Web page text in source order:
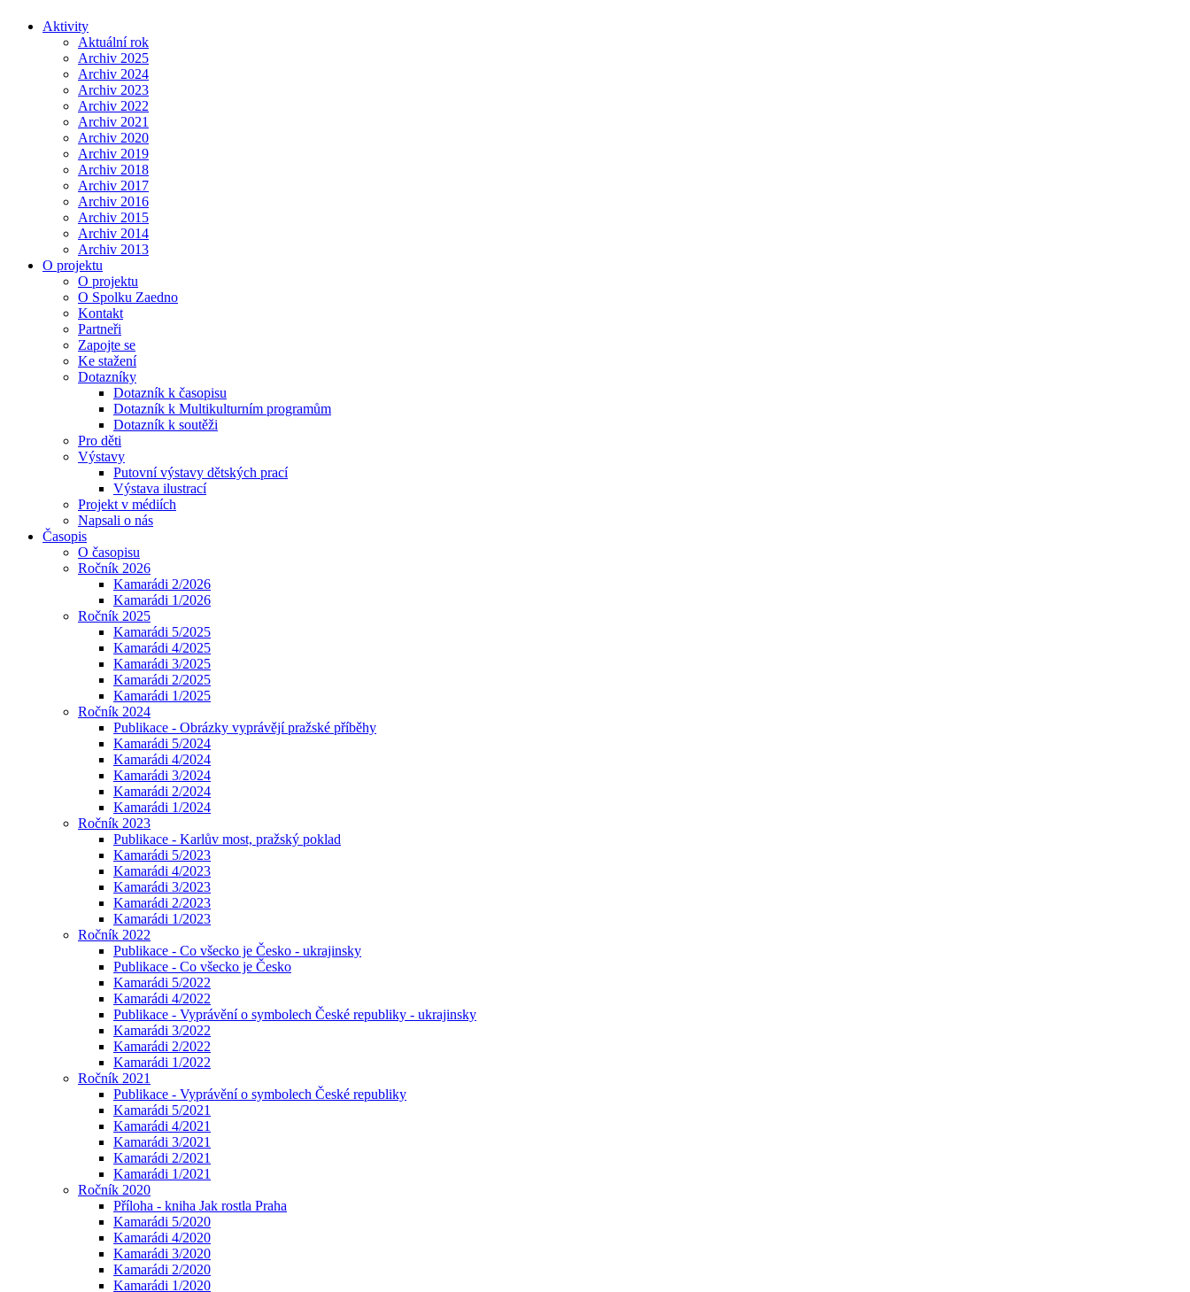
Aktivity
Aktuální rok
Archiv 2025
Archiv 2024
Archiv 2023
Archiv 2022
Archiv 2021
Archiv 2020
Archiv 2019
Archiv 2018
Archiv 2017
Archiv 2016
Archiv 2015
Archiv 2014
Archiv 2013
O projektu
O projektu
O Spolku Zaedno
Kontakt
Partneři
Zapojte se
Ke stažení
Dotazníky
Dotazník k časopisu
Dotazník k Multikulturním programům
Dotazník k soutěži
Pro děti
Výstavy
Putovní výstavy dětských prací
Výstava ilustrací
Projekt v médiích
Napsali o nás
Časopis
O časopisu
Ročník 2026
Kamarádi 2/2026
Kamarádi 1/2026
Ročník 2025
Kamarádi 5/2025
Kamarádi 4/2025
Kamarádi 3/2025
Kamarádi 2/2025
Kamarádi 1/2025
Ročník 2024
Publikace - Obrázky vyprávějí pražské příběhy
Kamarádi 5/2024
Kamarádi 4/2024
Kamarádi 3/2024
Kamarádi 2/2024
Kamarádi 1/2024
Ročník 2023
Publikace - Karlův most, pražský poklad
Kamarádi 5/2023
Kamarádi 4/2023
Kamarádi 3/2023
Kamarádi 2/2023
Kamarádi 1/2023
Ročník 2022
Publikace - Co všecko je Česko - ukrajinsky
Publikace - Co všecko je Česko
Kamarádi 5/2022
Kamarádi 4/2022
Publikace - Vyprávění o symbolech České republiky - ukrajinsky
Kamarádi 3/2022
Kamarádi 2/2022
Kamarádi 1/2022
Ročník 2021
Publikace - Vyprávění o symbolech České republiky
Kamarádi 5/2021
Kamarádi 4/2021
Kamarádi 3/2021
Kamarádi 2/2021
Kamarádi 1/2021
Ročník 2020
Příloha - kniha Jak rostla Praha
Kamarádi 5/2020
Kamarádi 4/2020
Kamarádi 3/2020
Kamarádi 2/2020
Kamarádi 1/2020